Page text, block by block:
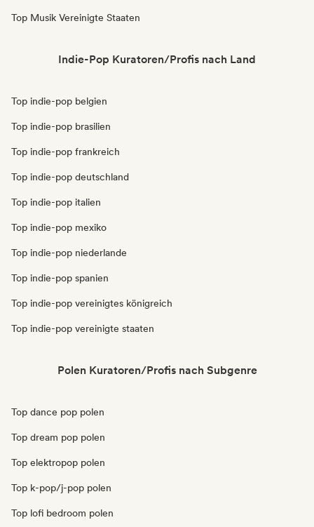
Top Musik Vereinigte Staaten
Indie-Pop Kuratoren/Profis nach Land
Top indie-pop belgien
Top indie-pop brasilien
Top indie-pop frankreich
Top indie-pop deutschland
Top indie-pop italien
Top indie-pop mexiko
Top indie-pop niederlande
Top indie-pop spanien
Top indie-pop vereinigtes königreich
Top indie-pop vereinigte staaten
Polen Kuratoren/Profis nach Subgenre
Top dance pop polen
Top dream pop polen
Top elektropop polen
Top k-pop/j-pop polen
Top lofi bedroom polen